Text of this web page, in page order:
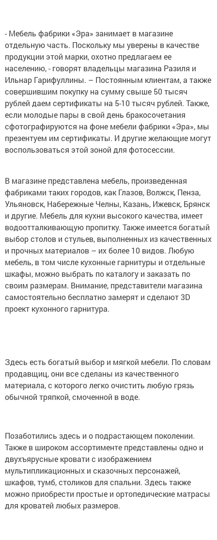
- Мебель фабрики «Эра» занимает в магазине
отдельную часть. Поскольку мы уверены в качестве
продукции этой марки, охотно предлагаем ее
населению, - говорят владельцы магазина Разиля и
Ильнар Гарифуллины. – Постоянным клиентам, а также
совершившим покупку на сумму свыше 50 тысяч
рублей даем сертификаты на 5-10 тысяч рублей. Также,
если молодые пары в свой день бракосочетания
сфотографируются на фоне мебели фабрики «Эра», мы
презентуем им сертификаты. И другие желающие могут
воспользоваться этой зоной для фотосессии.
В магазине представлена мебель, произведенная
фабриками таких городов, как Глазов, Волжск, Пенза,
Ульяновск, Набережные Челны, Казань, Ижевск, Брянск
и другие. Мебель для кухни высокого качества, имеет
водоотталкивающую пропитку. Также имеется богатый
выбор столов и стульев, выполненных из качественных
и прочных материалов – их более 10 видов. Любую
мебель, в том числе кухонные гарнитуры и отдельные
шкафы, можно выбрать по каталогу и заказать по
своим размерам. Внимание, представители магазина
самостоятельно бесплатно замерят и сделают 3D
проект кухонного гарнитура.
Здесь есть богатый выбор и мягкой мебели. По словам
продавщиц, они все сделаны из качественного
материала, с которого легко очистить любую грязь
обычной тряпкой, смоченной в воде.
Позаботились здесь и о подрастающем поколении.
Также в широком ассортименте представлены одно и
двухъярусные кровати с изображением
мультипликационных и сказочных персонажей,
шкафов, тумб, столиков для спальни. Здесь также
можно приобрести простые и ортопедические матрасы
для кроватей любых размеров.